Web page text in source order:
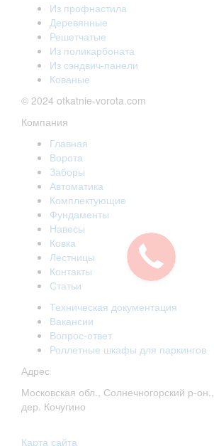
Из профнастила
Деревянные
Решетчатые
Из поликарбоната
Из сэндвич-панели
Кованые
© 2024 otkatnie-vorota.com
Компания
Главная
Ворота
Заборы
Автоматика
Комплектующие
Фундаменты
Навесы
Ковка
Лестницы
Контакты
Статьи
Техническая документация
Вакансии
Вопрос-ответ
Роллетные шкафы для паркингов
Адрес
Московская обл., Солнечногорский р-он.,
дер. Кочугино
Карта сайта